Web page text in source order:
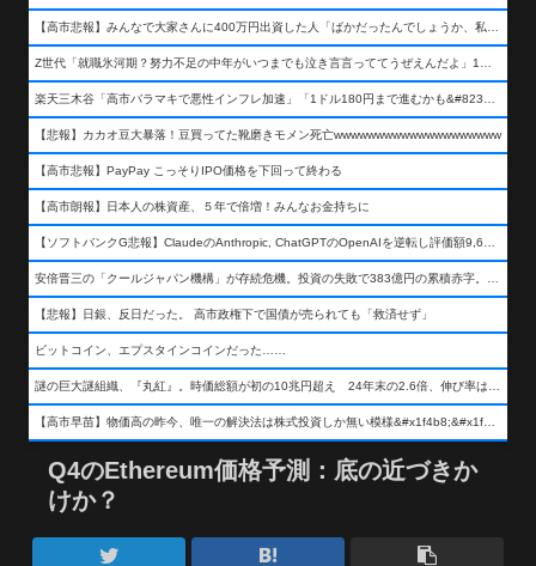
【高市悲報】みんなで大家さんに400万円出資した人「ばかだったんでしょうか、私は&#x1f622;」
Z世代「就職氷河期？努力不足の中年がいつまでも泣き言言っててうぜえんだよ」1万いいね
楽天三木谷「高市バラマキで悪性インフレ加速」「1ドル180円まで進むかも&#8230;もう看過できない」
【悲報】カカオ豆大暴落！豆買ってた靴磨きモメン死亡wwwwwwwwwwwwwwwwwwww
【高市悲報】PayPay こっそりIPO価格を下回って終わる
【高市朗報】日本人の株資産、５年で倍増！みんなお金持ちに
【ソフトバンクG悲報】ClaudeのAnthropic, ChatGPTのOpenAIを逆転し評価額9,650億ドル (約154兆円) の世界一価値あるAI企業に……
安倍晋三の「クールジャパン機構」が存続危機。投資の失敗で383億円の累積赤字。2025年度決算も大赤字の可能性。責任の所在はウヤムヤ
【悲報】日銀、反日だった。 高市政権下で国債が売られても「救済せず」
ビットコイン、エプスタインコインだった……
謎の巨大謎組織、『丸紅』。時価総額が初の10兆円超え 24年末の2.6倍、伸び率は謎組織首位
【高市早苗】物価高の昨今、唯一の解決法は株式投資しか無い模様&#x1f4b8;&#x1f4b8;&#x1f4b8;
Q4のEthereum価格予測：底の近づきか
けか？